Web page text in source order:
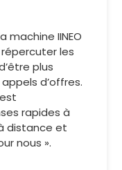
machine IINEO
les
plus
d’offres.
rapides à
distance et
nous ».